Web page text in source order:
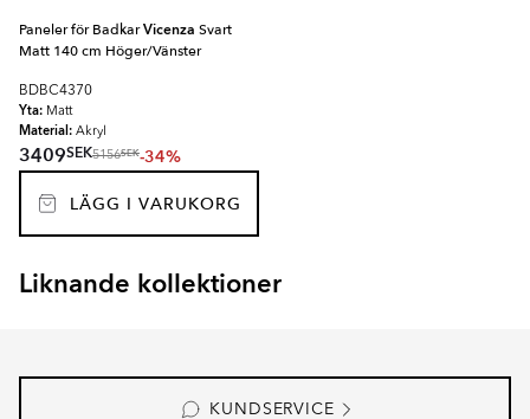
Paneler för BadkarVicenza Svart
Matt 140 cm Höger/Vänster
BDBC4370
Yta: Matt
Material: Akryl
3409SEK5156SEK-34%
LÄGG I VARUKORG
Liknande kollektioner
GALAXIDI
KUNDSERVICE